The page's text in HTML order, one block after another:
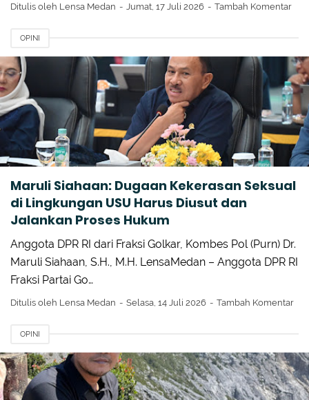
Ditulis oleh Lensa Medan Jumat, 17 Juli 2026 Tambah Komentar
OPINI
Maruli Siahaan: Dugaan Kekerasan Seksual
di Lingkungan USU Harus Diusut dan
Jalankan Proses Hukum
Anggota DPR RI dari Fraksi Golkar, Kombes Pol (Purn) Dr.
Maruli Siahaan, S.H., M.H. LensaMedan – Anggota DPR RI
Fraksi Partai Go…
Ditulis oleh Lensa Medan Selasa, 14 Juli 2026 Tambah Komentar
OPINI